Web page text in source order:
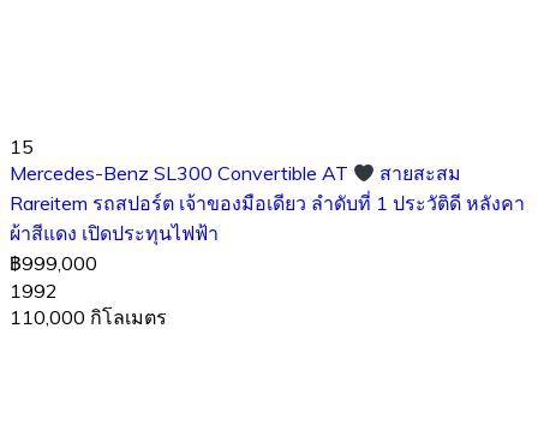
15
Mercedes-Benz SL300 Convertible AT
สายสะสม
Rareitem รถสปอร์ต เจ้าของมือเดียว ลำดับที่ 1 ประวัติดี หลังคา
ผ้าสีแดง เปิดประทุนไฟฟ้า
฿999,000
1992
110,000 กิโลเมตร